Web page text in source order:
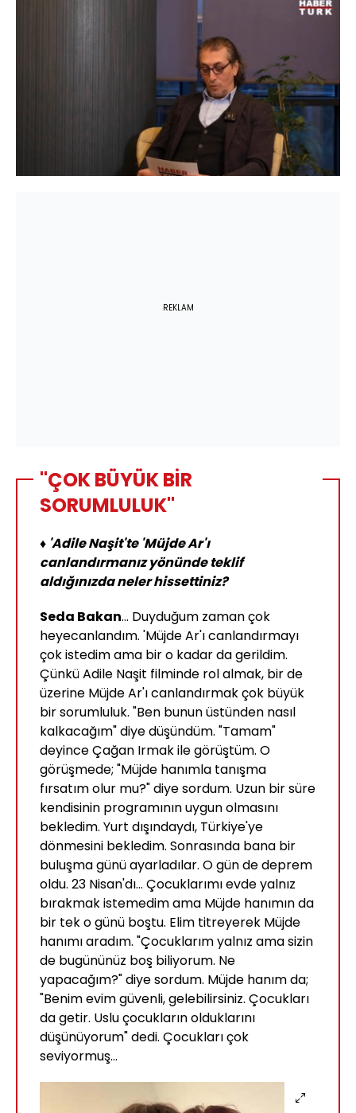
Aç
Oynatma
Hızı
REKLAM
"ÇOK BÜYÜK BİR
SORUMLULUK"
♦ 'Adile Naşit'te 'Müjde Ar'ı
canlandırmanız yönünde teklif
aldığınızda neler hissettiniz?
Seda Bakan... Duyduğum zaman çok
heyecanlandım. 'Müjde Ar'ı canlandırmayı
çok istedim ama bir o kadar da gerildim.
Çünkü Adile Naşit filminde rol almak, bir de
üzerine Müjde Ar'ı canlandırmak çok büyük
bir sorumluluk. "Ben bunun üstünden nasıl
kalkacağım" diye düşündüm. "Tamam"
deyince Çağan Irmak ile görüştüm. O
görüşmede; "Müjde hanımla tanışma
fırsatım olur mu?" diye sordum. Uzun bir süre
kendisinin programının uygun olmasını
bekledim. Yurt dışındaydı, Türkiye'ye
dönmesini bekledim. Sonrasında bana bir
buluşma günü ayarladılar. O gün de deprem
oldu. 23 Nisan'dı... Çocuklarımı evde yalnız
bırakmak istemedim ama Müjde hanımın da
bir tek o günü boştu. Elim titreyerek Müjde
hanımı aradım. "Çocuklarım yalnız ama sizin
de bugününüz boş biliyorum. Ne
yapacağım?" diye sordum. Müjde hanım da;
"Benim evim güvenli, gelebilirsiniz. Çocukları
da getir. Uslu çocukların olduklarını
düşünüyorum" dedi. Çocukları çok
seviyormuş...